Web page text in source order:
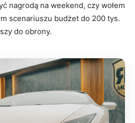
nagrodą na weekend, czy wołem
scenariuszu budżet do 200 tys.
do obrony.